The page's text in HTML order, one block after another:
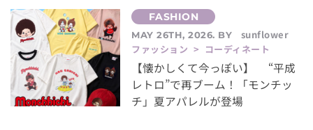
MAY 26TH, 2026. BY
sunflower
ファッション > コーディネート
【懐かしくて今っぽい】 “平成
レトロ”で再ブーム！「モンチッ
チ」夏アパレルが登場